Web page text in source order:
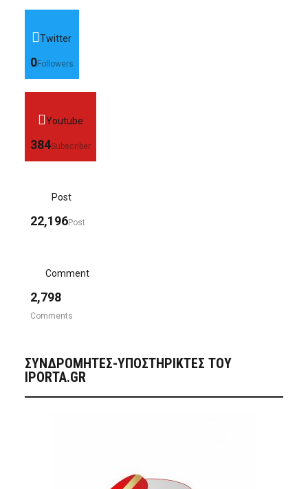
Twitter
0Followers
Youtube
384Subscriber
Post
22,196Post
Comment
2,798
Comments
ΣΥΝΔΡΟΜΗΤΈΣ-ΥΠΟΣΤΗΡΙΚΤΈΣ ΤΟΥ
IPORTA.GR